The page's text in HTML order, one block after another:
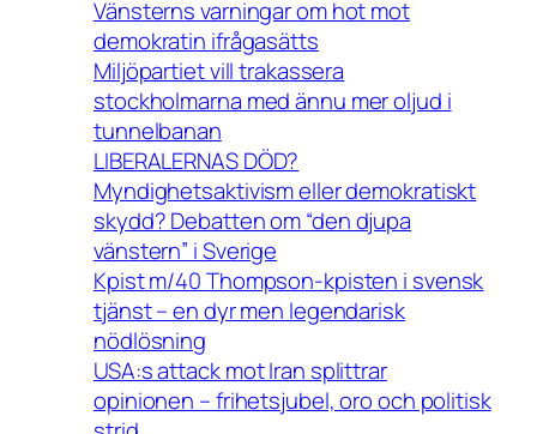
Vänsterns varningar om hot mot
demokratin ifrågasätts
Miljöpartiet vill trakassera
stockholmarna med ännu mer oljud i
tunnelbanan
LIBERALERNAS DÖD?
Myndighetsaktivism eller demokratiskt
skydd? Debatten om “den djupa
vänstern” i Sverige
Kpist m/40 Thompson-kpisten i svensk
tjänst – en dyr men legendarisk
nödlösning
USA:s attack mot Iran splittrar
opinionen – frihetsjubel, oro och politisk